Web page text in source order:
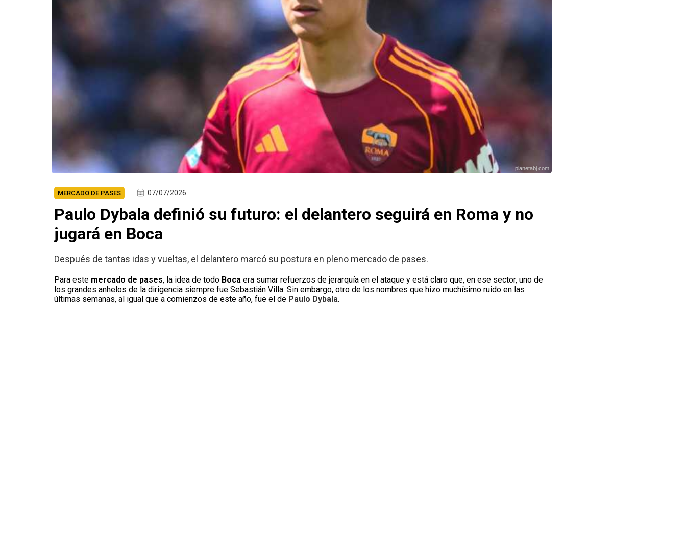
planetabj.com
MERCADO DE PASES 07/07/2026
Paulo Dybala definió su futuro: el delantero seguirá en Roma y no
jugará en Boca
Después de tantas idas y vueltas, el delantero marcó su postura en pleno mercado de pases.
Para estemercado de pases, la idea de todo Boca era sumar refuerzos de jerarquía en el ataque y está claro que, en ese sector, uno de
los grandes anhelos de la dirigencia siempre fue Sebastián Villa. Sin embargo, otro de los nombres que hizo muchísimo ruido en las
últimas semanas, al igual que a comienzos de este año, fue el de Paulo Dybala.